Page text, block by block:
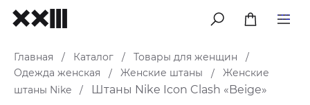
меню
Главная / Каталог / Товары для женщин
/
Одежда женская
/ Женские штаны /
Женские
штаны Nike
/ Штаны Nike Icon Clash «Beige»